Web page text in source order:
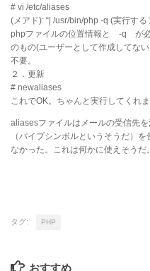
# vi /etc/aliases
(メアド): “| /usr/bin/php -q (実行する
phpファイルの位置情報と -q が必
のもの(ユーザーとして作成してな
不要。
２．更新
# newaliases
これでOK。ちゃんと実行してくれま
aliasesファイルはメールの受信先
（パイプシンボルというそうだ）
なかった。これは何かに使えそうだ。
タグ: PHP
おすすめ